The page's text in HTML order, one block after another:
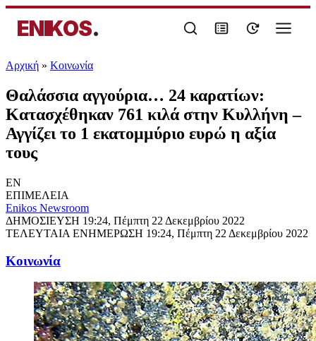
ENIKOS.
Αρχική » Κοινωνία
Θαλάσσια αγγούρια… 24 καρατίων:
Κατασχέθηκαν 761 κιλά στην Κυλλήνη –
Αγγίζει το 1 εκατομμύριο ευρώ η αξία
τους
EN
ΕΠΙΜΕΛΕΙΑ
Enikos Newsroom
ΔΗΜΟΣΙΕΥΣΗ 19:24, Πέμπτη 22 Δεκεμβρίου 2022
ΤΕΛΕΥΤΑΙΑ ΕΝΗΜΕΡΩΣΗ 19:24, Πέμπτη 22 Δεκεμβρίου 2022
Κοινωνία